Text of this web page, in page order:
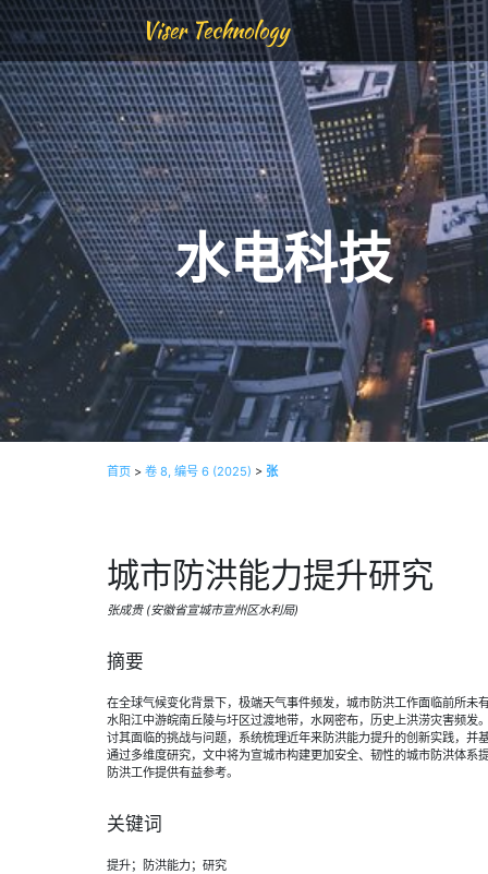
Viser Technology
水电科技
首页 > 卷 8, 编号 6 (2025) > 张
城市防洪能力提升研究
张成贵 (安徽省宣城市宣州区水利局)
摘要
在全球气候变化背景下，极端天气事件频发，城市防洪工作面临前所未
水阳江中游皖南丘陵与圩区过渡地带，水网密布，历史上洪涝灾害频发
讨其面临的挑战与问题，系统梳理近年来防洪能力提升的创新实践，并
通过多维度研究，文中将为宣城市构建更加安全、韧性的城市防洪体系
防洪工作提供有益参考。
关键词
提升；防洪能力；研究